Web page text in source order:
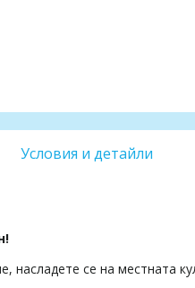
Условия и детайли
насладете се на местната